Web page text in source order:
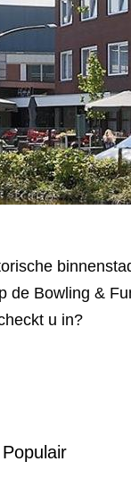
Bowling &
u in?
Populair